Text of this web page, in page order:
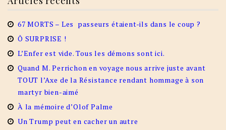
67 MORTS – Les passeurs étaient-ils dans le coup ?
Ô SURPRISE !
L’Enfer est vide. Tous les démons sont ici.
Quand M. Perrichon en voyage nous arrive juste avant
TOUT l’Axe de la Résistance rendant hommage à son
martyr bien-aimé
À la mémoire d’Olof Palme
Un Trump peut en cacher un autre